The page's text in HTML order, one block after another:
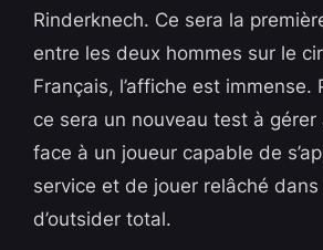
Rinderknech. Ce sera la
entre les deux hommes sur le
Français, l’affiche est immense.
ce sera un nouveau test à gérer
face à un joueur capable de
service et de jouer relâché dans
d’outsider total.